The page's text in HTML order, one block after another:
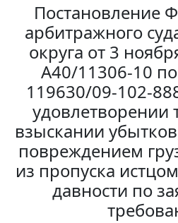
Постановление
арбитражного
округа от 3
А40/11306-10
119630/09-102-
удовлетворении
взыскании
повреждением
из пропуска
давности по